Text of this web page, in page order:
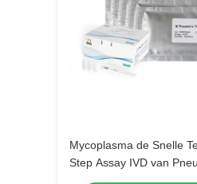
Mycoplasma de Snelle
Step Assay IVD van